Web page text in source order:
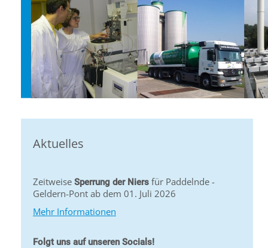
Aktuelles
Zeitweise Sperrung der Niers für Paddelnde -
Geldern-Pont ab dem 01. Juli 2026
Mehr Informationen
Folgt uns auf unseren Socials!